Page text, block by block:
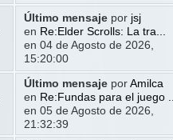
Último mensajepor jsj
en Re:Elder Scrolls: La tra...
en 04 de Agosto de 2026,
15:20:00
Último mensajepor Amilca
en Re:Fundas para el juego ...
en 05 de Agosto de 2026,
21:32:39